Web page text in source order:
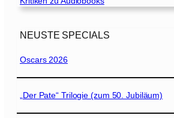
NEUSTE SPECIALS
Oscars 2026
„Der Pate“ Trilogie (zum 50. Jubiläum)